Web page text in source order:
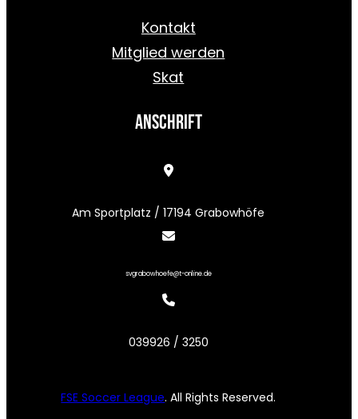
Kontakt
Mitglied werden
Skat
Anschrift
Am Sportplatz / 17194 Grabowhöfe
svgrabowhoefe@t-online.de
039926 / 3250
FSE Soccer League. All Rights Reserved.